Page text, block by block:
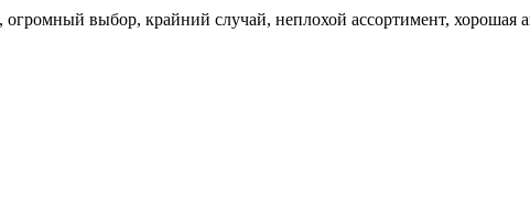
выбор, крайний случай, неплохой ассортимент, хорошая